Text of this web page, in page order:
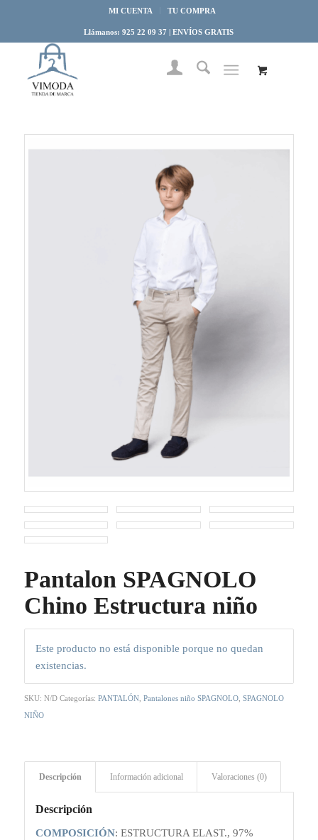
MI CUENTA TU COMPRA
Llámanos: 925 22 09 37 | ENVÍOS GRATIS
Pantalon SPAGNOLO
Chino Estructura niño
Este producto no está disponible porque no quedan
existencias.
SKU: N/D Categorías: PANTALÓN, Pantalones niño SPAGNOLO, SPAGNOLO
NIÑO
Descripción Información adicional Valoraciones (0)
Descripción
COMPOSICIÓN: ESTRUCTURA ELAST., 97%